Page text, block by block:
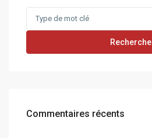
Recherche
Commentaires récents